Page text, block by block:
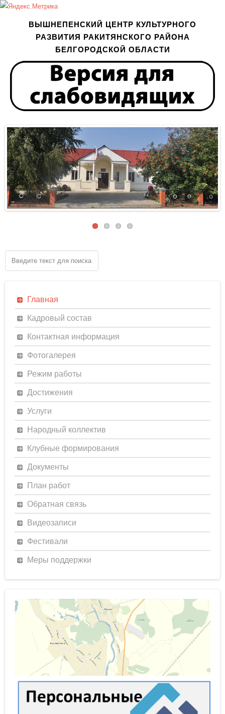
ВЫШНЕПЕНСКИЙ ЦЕНТР КУЛЬТУРНОГО
РАЗВИТИЯ РАКИТЯНСКОГО РАЙОНА
БЕЛГОРОДСКОЙ ОБЛАСТИ
Главная
Кадровый состав
Контактная информация
Фотогалерея
Режим работы
Достижения
Услуги
Народный коллектив
Клубные формирования
Документы
План работ
Обратная связь
Видеозаписи
Фестивали
Меры поддержки